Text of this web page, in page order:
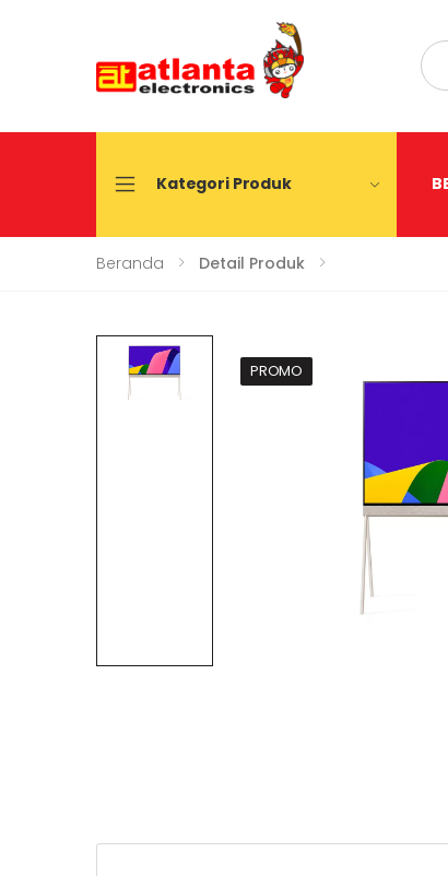
Kategori Produk
Beranda Detail Produk
PROMO